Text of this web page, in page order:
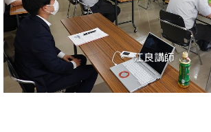
江良講師